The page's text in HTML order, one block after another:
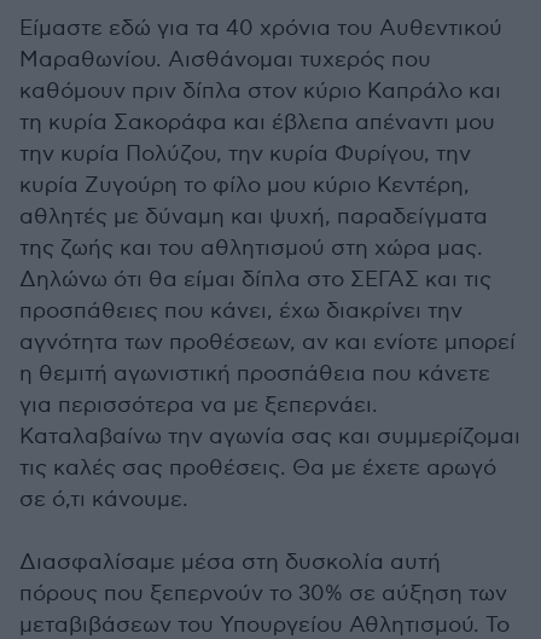
Είμαστε εδώ για τα 40 χρόνια του Αυθεντικού
Μαραθωνίου. Αισθάνομαι τυχερός που
καθόμουν πριν δίπλα στον κύριο Καπράλο και
τη κυρία Σακοράφα και έβλεπα απέναντι μου
την κυρία Πολύζου, την κυρία Φυρίγου, την
κυρία Ζυγούρη το φίλο μου κύριο Κεντέρη,
αθλητές με δύναμη και ψυχή, παραδείγματα
της ζωής και του αθλητισμού στη χώρα μας.
Δηλώνω ότι θα είμαι δίπλα στο ΣΕΓΑΣ και τις
προσπάθειες που κάνει, έχω διακρίνει την
αγνότητα των προθέσεων, αν και ενίοτε μπορεί
η θεμιτή αγωνιστική προσπάθεια που κάνετε
για περισσότερα να με ξεπερνάει.
Καταλαβαίνω την αγωνία σας και συμμερίζομαι
τις καλές σας προθέσεις. Θα με έχετε αρωγό
σε ό,τι κάνουμε.
Διασφαλίσαμε μέσα στη δυσκολία αυτή
πόρους που ξεπερνούν το 30% σε αύξηση των
μεταβιβάσεων του Υπουργείου Αθλητισμού. Το